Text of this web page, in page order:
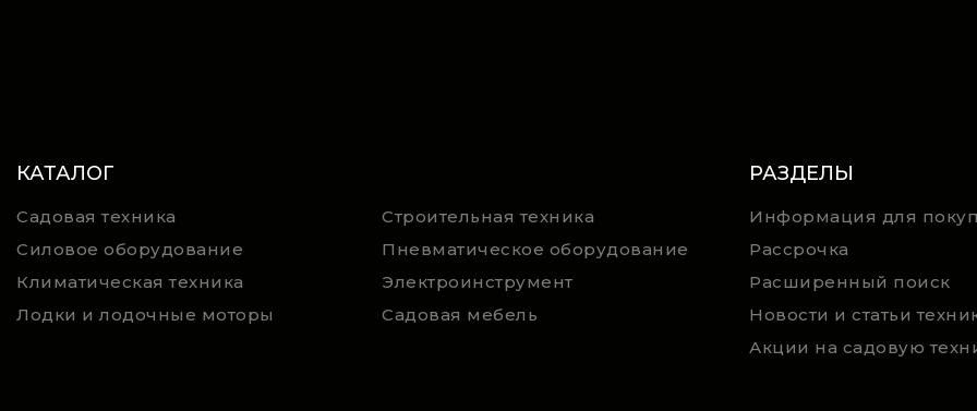
КАТАЛОГ
Садовая техника
Строительная техника
Силовое оборудование
Пневматическое оборудование
Климатическая техника
Электроинструмент
Лодки и лодочные моторы
Садовая мебель
РАЗДЕЛЫ
Информация для
Рассрочка
Расширенный поиск